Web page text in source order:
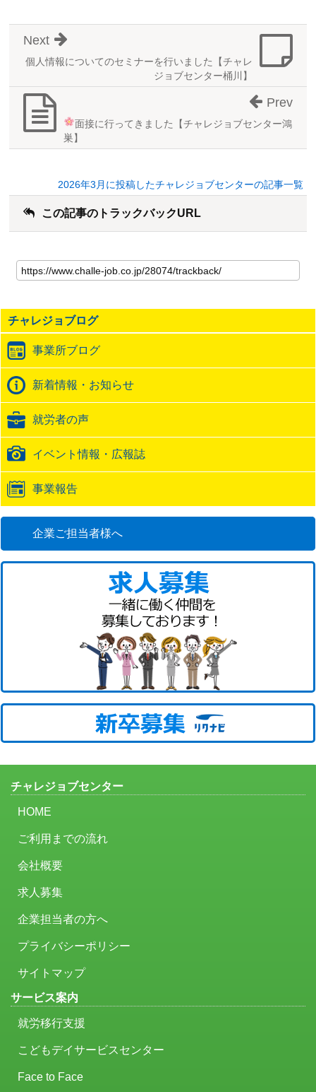
個人情報についてのセミナーを行いました【チャレ
ジョブセンター桶川】
Next
面接に行ってきました
【チャレジョブセンター鴻
巣】
Prev
2026年3月に投稿したチャレジョブセンターの記事一覧
この記事のトラックバックURL
の
記
の
ト
ッ
ク
バ
ッ
ク
URL
チャレジョブログ
事業所ブログ
新着情報・お知らせ
就労者の声
イベント情報・広報誌
事業報告
企業ご担当者様へ
チャレジョブセンター
HOME
ご利用までの流れ
会社概要
求人募集
企業担当者の方へ
プライバシーポリシー
サイトマップ
サービス案内
就労移行支援
こどもデイサービスセンター
Face to Face